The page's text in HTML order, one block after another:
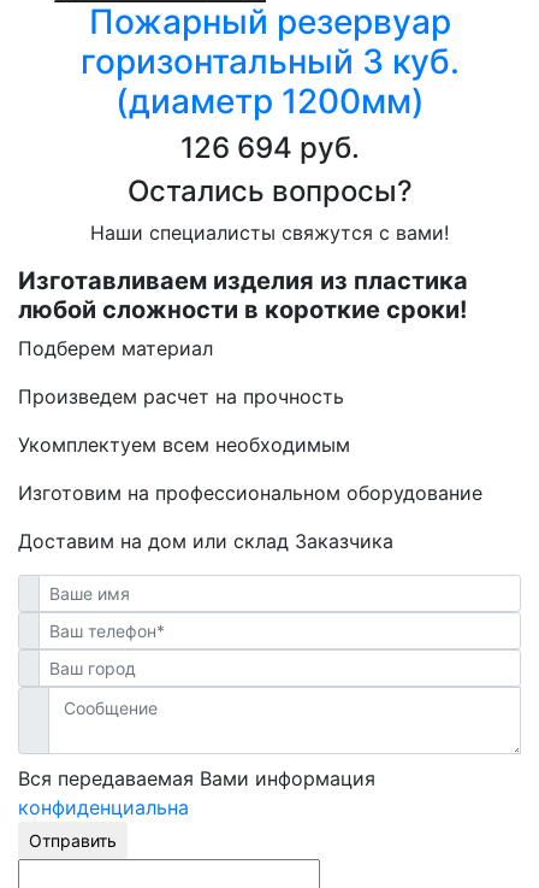
Пожарный резервуар
горизонтальный 3 куб.
(диаметр 1200мм)
126 694 руб.
Остались вопросы?
Наши специалисты свяжутся с вами!
Изготавливаем изделия из пластика
любой сложности в короткие сроки!
Подберем материал
Произведем расчет на прочность
Укомплектуем всем необходимым
Изготовим на профессиональном оборудование
Доставим на дом или склад Заказчика
Вся передаваемая Вами информация
конфиденциальна
Отправить